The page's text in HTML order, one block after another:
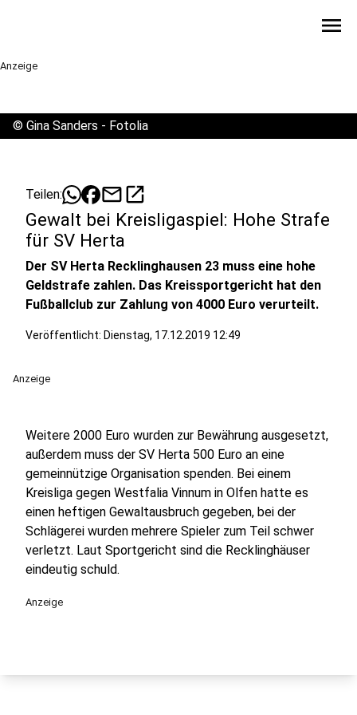
menu
Anzeige
© Gina Sanders - Fotolia
Teilen: mailopen_in_new
Gewalt bei Kreisligaspiel: Hohe Strafe
für SV Herta
Der SV Herta Recklinghausen 23 muss eine hohe
Geldstrafe zahlen. Das Kreissportgericht hat den
Fußballclub zur Zahlung von 4000 Euro verurteilt.
Veröffentlicht: Dienstag, 17.12.2019 12:49
Anzeige
Weitere 2000 Euro wurden zur Bewährung ausgesetzt,
außerdem muss der SV Herta 500 Euro an eine
gemeinnützige Organisation spenden. Bei einem
Kreisliga gegen Westfalia Vinnum in Olfen hatte es
einen heftigen Gewaltausbruch gegeben, bei der
Schlägerei wurden mehrere Spieler zum Teil schwer
verletzt. Laut Sportgericht sind die Recklinghäuser
eindeutig schuld.
Anzeige